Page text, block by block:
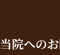
当院への